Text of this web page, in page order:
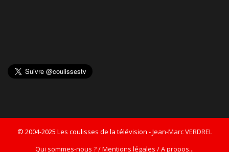
© 2004-2025 Les coulisses de la télévision -Jean-Marc VERDREL
Qui sommes-nous ? / Mentions légales / A propos...